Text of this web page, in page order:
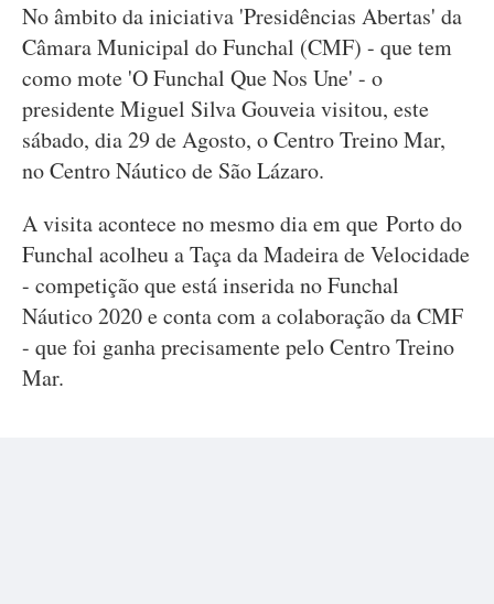
No âmbito da iniciativa 'Presidências Abertas' da
Câmara Municipal do Funchal (CMF) - que tem
como mote 'O Funchal Que Nos Une' - o
presidente Miguel Silva Gouveia visitou, este
sábado, dia 29 de Agosto, o Centro Treino Mar,
no Centro Náutico de São Lázaro.
A visita acontece no mesmo dia em que Porto do
Funchal acolheu a Taça da Madeira de Velocidade
- competição que está inserida no Funchal
Náutico 2020 e conta com a colaboração da CMF
- que foi ganha precisamente pelo Centro Treino
Mar.